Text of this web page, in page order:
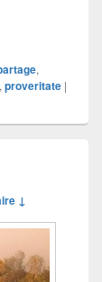
,
, proveritate |
↓